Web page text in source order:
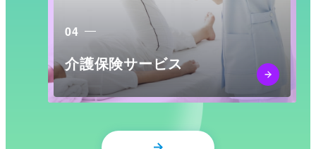
04
介護保険サービス